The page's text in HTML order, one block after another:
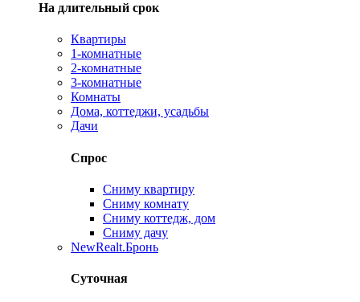
На длительный срок
Квартиры
1-комнатные
2-комнатные
3-комнатные
Комнаты
Дома, коттеджи, усадьбы
Дачи
Спрос
Сниму квартиру
Сниму комнату
Сниму коттедж, дом
Сниму дачу
NewRealt.Бронь
Суточная